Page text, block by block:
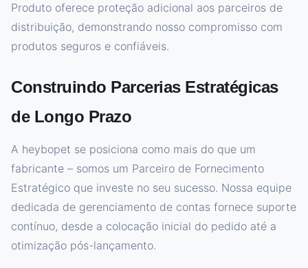
Produto oferece proteção adicional aos parceiros de
distribuição, demonstrando nosso compromisso com
produtos seguros e confiáveis.
Construindo Parcerias Estratégicas
de Longo Prazo
A heybopet se posiciona como mais do que um
fabricante – somos um Parceiro de Fornecimento
Estratégico que investe no seu sucesso. Nossa equipe
dedicada de gerenciamento de contas fornece suporte
contínuo, desde a colocação inicial do pedido até a
otimização pós-lançamento.